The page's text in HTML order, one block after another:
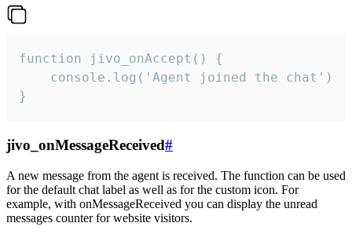
function jivo_onAccept() {
}
jivo_onMessageReceived#
A new message from the agent is received. The function can be used
for the default chat label as well as for the custom icon. For
example, with onMessageReceived you can display the unread
messages counter for website visitors.